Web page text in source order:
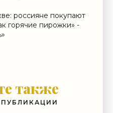
россияне покупают
горячие пирожки» -
также